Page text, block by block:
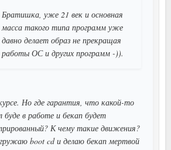
Братишка, уже 21 век и основная
масса такого типа программ уже
давно делает образ не прекращая
работы ОС и других программ -)).
Но где гарантия, что какой-то
буде в работе и бекап будет
К чему такие движения?
boot cd и делаю бекап мертвой